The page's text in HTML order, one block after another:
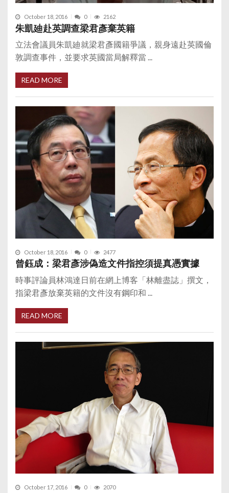
October 18, 2016 0 2162
朱凱廸赴英調查梁君彥棄英籍
立法會議員朱凱廸就梁君彥國籍爭議，親身遠赴英國倫
敦調查事件，並要求英國當局解釋當 ...
READ MORE
October 18, 2016 0 2477
曾鈺成：梁君彥涉偽造文件指控須提真憑實據
時事評論員林鴻達日前在網上博客「林離盡誌」撰文，
指梁君彥放棄英籍的文件沒有鋼印和 ...
READ MORE
October 17, 2016 0 2070